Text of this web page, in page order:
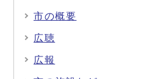
市の概要
広聴
広報